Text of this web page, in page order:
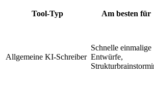
Tool-Typ Am besten für
Allgemeine KI-Schreiber
Schnelle einmalige
Entwürfe,